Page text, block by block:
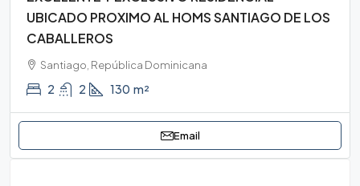
UBICADO PROXIMO AL HOMS SANTIAGO DE LOS
CABALLEROS
Santiago, República Dominicana
2 2 130 m²
Email